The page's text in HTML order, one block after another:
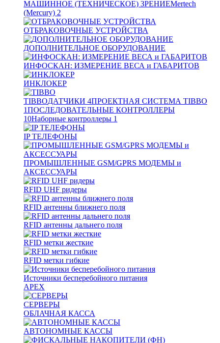
МАШИННОЕ (ТЕХНИЧЕСКОЕ) ЗРЕНИЕMertech
(Mercury) 2
ОТБРАКОВОЧНЫЕ УСТРОЙСТВА
ДОПОЛНИТЕЛЬНОЕ ОБОРУДОВАНИЕ
ИНФОСКАН: ИЗМЕРЕНИЕ ВЕСА и ГАБАРИТОВ
ИНКЛОКЕР
TIBBOДАТЧИКИ 4ПРОЕКТНАЯ СИСТЕМА TIBBO
1ПОСЛЕДОВАТЕЛЬНЫЕ КОНТРОЛЛЕРЫ
10Наборные контроллеры 1
IP ТЕЛЕФОНЫ
ПРОМЫШЛЕННЫЕ GSM/GPRS МОДЕМЫ и
АКСЕССУАРЫ
RFID UHF ридеры
RFID антенны ближнего поля
RFID антенны дальнего поля
RFID метки жесткие
RFID метки гибкие
Источники бесперебойного питания
APEX
СЕРВЕРЫ
ОБЛАЧНАЯ КАССА
АВТОНОМНЫЕ КАССЫ